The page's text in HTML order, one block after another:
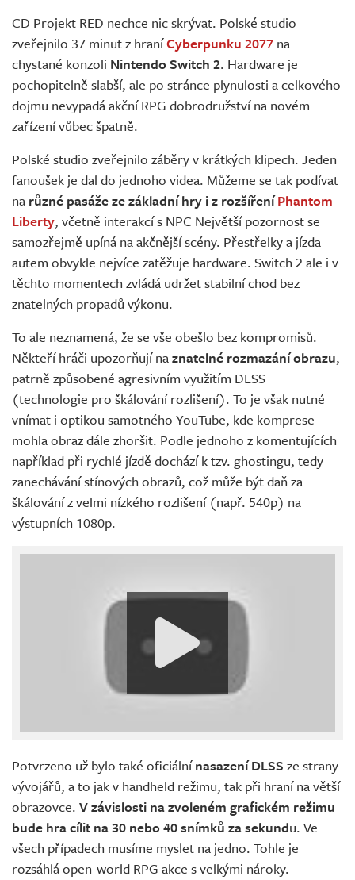
Živě
CD Projekt RED nechce nic skrývat. Polské studio
zveřejnilo 37 minut z hraníCyberpunku 2077 na
chystané konzoli Nintendo Switch 2. Hardware je
pochopitelně slabší, ale po stránce plynulosti a celkového
dojmu nevypadá akční RPG dobrodružství na novém
zařízení vůbec špatně.
Polské studio zveřejnilo záběry v krátkých klipech. Jeden
fanoušek je dal do jednoho videa. Můžeme se tak podívat
na různé pasáže ze základní hry i z rozšířeníPhantom
Liberty, včetně interakcí s NPC Největší pozornost se
samozřejmě upíná na akčnější scény. Přestřelky a jízda
autem obvykle nejvíce zatěžuje hardware. Switch 2 ale i v
těchto momentech zvládá udržet stabilní chod bez
znatelných propadů výkonu.
To ale neznamená, že se vše obešlo bez kompromisů.
Někteří hráči upozorňují naznatelné rozmazání obrazu,
patrně způsobené agresivním využitím DLSS
(technologie pro škálování rozlišení). To je však nutné
vnímat i optikou samotného YouTube, kde komprese
mohla obraz dále zhoršit. Podle jednoho z komentujících
například při rychlé jízdě dochází k tzv. ghostingu, tedy
zanechávání stínových obrazů, což může být daň za
škálování z velmi nízkého rozlišení (např. 540p) na
výstupních 1080p.
Potvrzeno už bylo také oficiálnínasazení DLSS ze strany
vývojářů, a to jak v handheld režimu, tak při hraní na větší
obrazovce. V závislosti na zvoleném grafickém režimu
bude hra cílit na 30 nebo 40 snímků za sekundu. Ve
všech případech musíme myslet na jedno. Tohle je
rozsáhlá open-world RPG akce s velkými nároky.